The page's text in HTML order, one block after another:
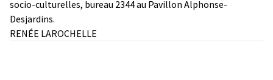
socio-culturelles, bureau 2344 au Pavillon Alphonse-
Desjardins.
RENÉE LAROCHELLE